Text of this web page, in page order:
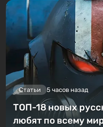
Статьи 5 часов назад
ТОП-18 новых
любят по всему